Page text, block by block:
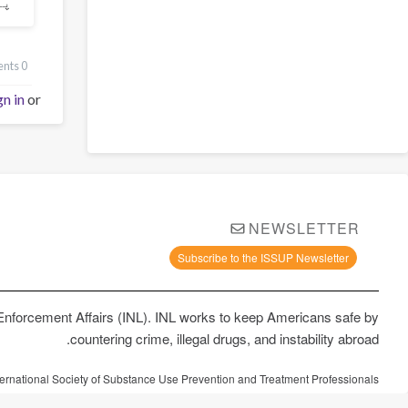
0 comments
inor
NEWSLETTER
Subscribe to the ISSUP Newsletter
Affairs (INL). INL works to keep Americans safe by
countering crime, illegal drugs, and instability abroad.
Society of Substance Use Prevention and Treatment Professionals